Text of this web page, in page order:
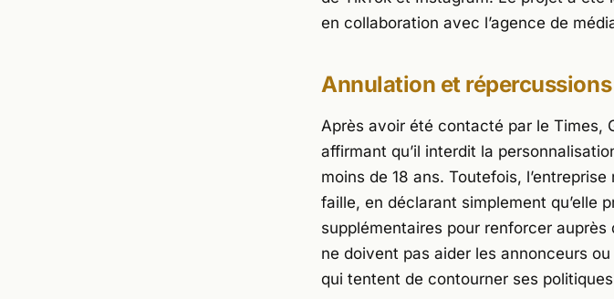
en collaboration avec l’agence de
Annulation et
Après avoir été contacté par le Times,
affirmant qu’il interdit la
moins de 18 ans. Toutefois,
faille, en déclarant simplement qu’elle
supplémentaires pour renforcer
ne doivent pas aider les annonceurs
qui tentent de contourner ses